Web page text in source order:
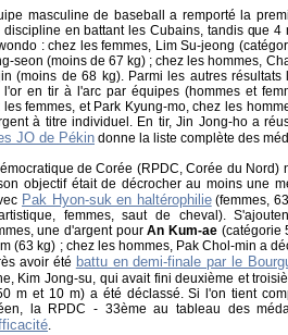
masculine de baseball a remporté la
discipline en battant les Cubains, tandis que
: chez les femmes, Lim Su-jeong
seon (moins de 67 kg) ; chez les hommes,
(moins de 68 kg). Parmi les autres
l'or en tir à l'arc par équipes (hommes et
les femmes, et Park Kyung-mo, chez les
à titre individuel. En tir, Jin Jong-ho a
JO de Pékin donne la liste complète des
de Corée (RPDC, Corée du Nord)
objectif était de décrocher au moins une
Pak Hyon-suk en haltérophilie(femmes,
femmes, saut de cheval).
une d'argent pourAn Kum-ae (catégorie
(63 kg) ; chez les hommes, Pak Chol-min a
avoir été battu en demi-finale par le
Kim Jong-su, qui avait fini deuxième et
m et 10 m) a été déclassé. Si l'on tient
la RPDC - 33ème au tableau des
.